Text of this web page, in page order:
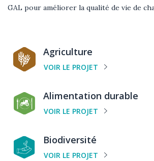
GAL pour améliorer la qualité de vie de
Catégorie
de
Agriculture
VOIR LE PROJET
Catégorie
de
Alimentation durable
VOIR LE PROJET
Catégorie
de
Biodiversité
VOIR LE PROJET